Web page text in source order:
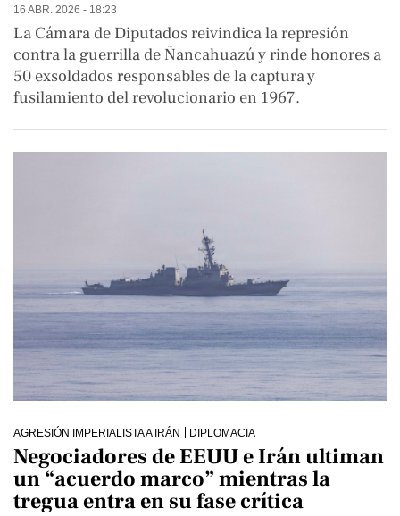
16 ABR. 2026 - 18:23
La Cámara de Diputados reivindica la represión
contra la guerrilla de Ñancahuazú y rinde honores a
50 exsoldados responsables de la captura y
fusilamiento del revolucionario en 1967.
AGRESIÓN IMPERIALISTA A IRÁN DIPLOMACIA
Negociadores de EEUU e Irán ultiman
un “acuerdo marco” mientras la
tregua entra en su fase crítica